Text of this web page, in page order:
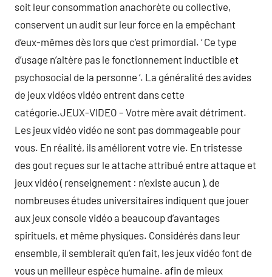
soit leur consommation anachorète ou collective,
conservent un audit sur leur force en la empêchant
d’eux-mêmes dès lors que c’est primordial. ‘ Ce type
d’usage n’altère pas le fonctionnement inductible et
psychosocial de la personne ‘. La généralité des avides
de jeux vidéos vidéo entrent dans cette
catégorie.JEUX-VIDEO – Votre mère avait détriment.
Les jeux vidéo vidéo ne sont pas dommageable pour
vous. En réalité, ils améliorent votre vie. En tristesse
des gout reçues sur le attache attribué entre attaque et
jeux vidéo ( renseignement : n’existe aucun ), de
nombreuses études universitaires indiquent que jouer
aux jeux console vidéo a beaucoup d’avantages
spirituels, et même physiques. Considérés dans leur
ensemble, il semblerait qu’en fait, les jeux vidéo font de
vous un meilleur espèce humaine. afin de mieux